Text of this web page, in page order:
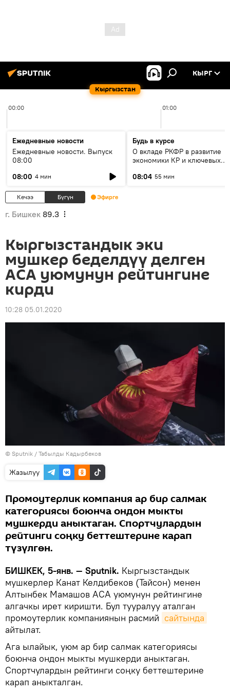
Кыргызстан
КЫРГ
00:00 01:00
Ежедневные новости
Ежедневные новости. Выпуск
08:00
08:00 4 мин
Будь в курсе
О вкладе РКФР в развитие
экономики КР и ключевых
08:04 55 мин
Кечээ Бүгүн Эфирге
г. Бишкек 89.3
Кыргызстандык эки
мушкер беделдүү делген
ACA уюмунун рейтингине
кирди
10:28 05.01.2020
© Sputnik / Табылды Кадырбеков
Жазылуу
Промоутерлик компания ар бир салмак
категориясы боюнча ондон мыкты
мушкерди аныктаган. Спортчулардын
рейтинги соңку беттештерине карап
түзүлгөн.
БИШКЕК, 5-янв. — Sputnik. Кыргызстандык
мушкерлер Канат Келдибеков (Тайсон) менен
Алтынбек Мамашов ACA уюмунун рейтингине
алгачкы ирет киришти. Бул тууралуу аталган
промоутерлик компаниянын расмий сайтында
айтылат.
Ага ылайык, уюм ар бир салмак категориясы
боюнча ондон мыкты мушкерди аныктаган.
Спортчулардын рейтинги соңку беттештерине
карап аныкталган.